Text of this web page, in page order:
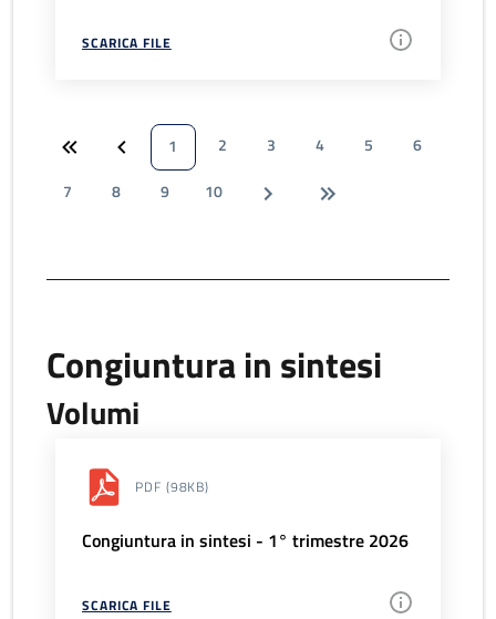
SCARICA FILE
1 2 3 4 5
6
7
8 9 10
Congiuntura in sintesi
Volumi
PDF (98KB)
Congiuntura in sintesi - 1° trimestre 2026
SCARICA FILE